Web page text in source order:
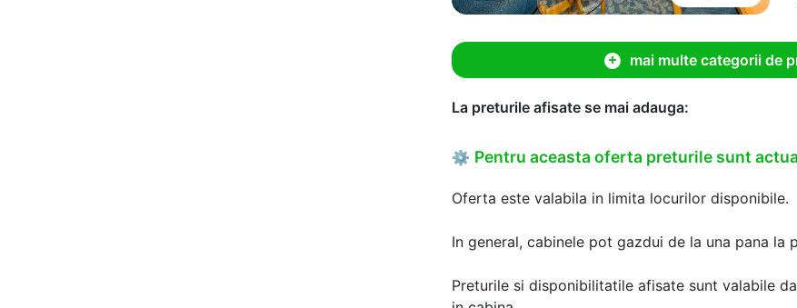
mai multe categorii de
La preturile afisate se mai adauga:
⚙ Pentru aceasta oferta preturile sunt
Oferta este valabila in limita locurilor disponibile.
In general, cabinele pot gazdui de la una pana
Preturile si disponibilitatile afisate sunt valabile